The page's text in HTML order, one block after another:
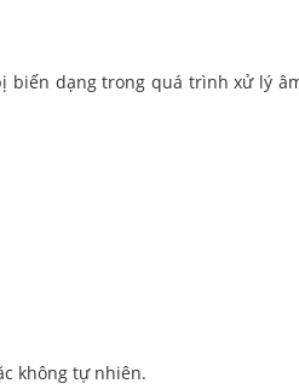
dạng trong quá trình xử lý
không tự nhiên.